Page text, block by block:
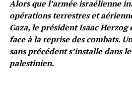
Alors que l’armée israélienne
opérations terrestres et
Gaza, le président Isaac
face à la reprise des combats.
sans précédent s’installe dans
palestinien.